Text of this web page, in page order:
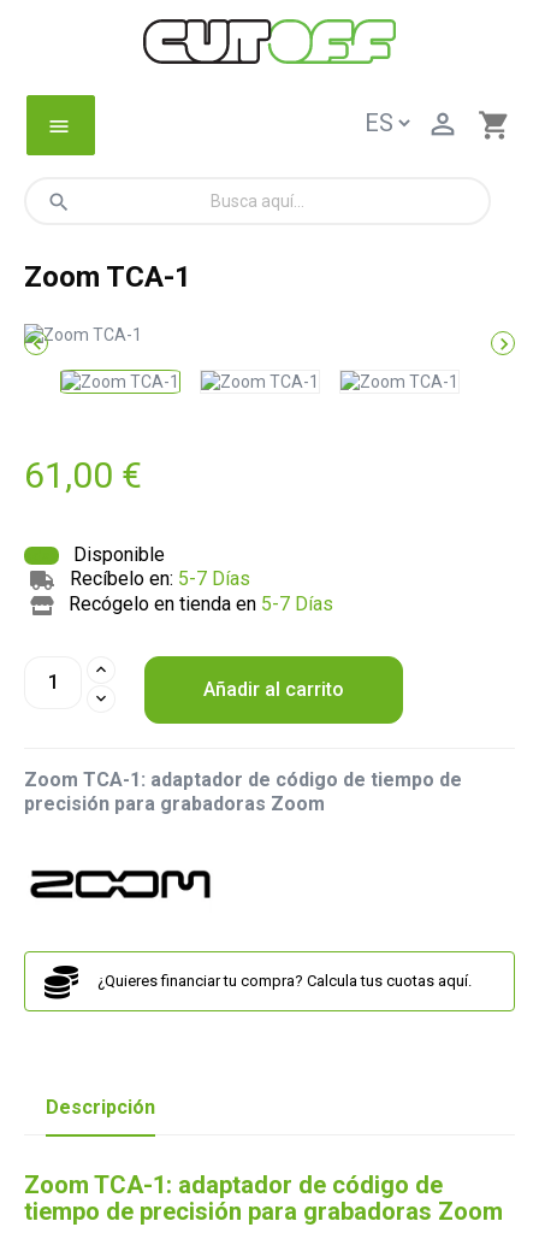
menu shopping_cart

search
Zoom TCA-1
 
61,00 €
Disponible
Recíbelo en: 5-7 Días
Recógelo en tienda en 5-7 Días
Añadir al carrito
Zoom TCA-1: adaptador de código de tiempo de
precisión para grabadoras Zoom
¿Quieres financiar tu compra? Calcula tus cuotas aquí.
Descripción
Zoom TCA-1: adaptador de código de
tiempo de precisión para grabadoras Zoom